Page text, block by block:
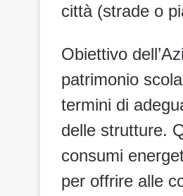
città (strade o
Obiettivo
patrimonio
termini di
delle strutture.
consumi
per offrire alle